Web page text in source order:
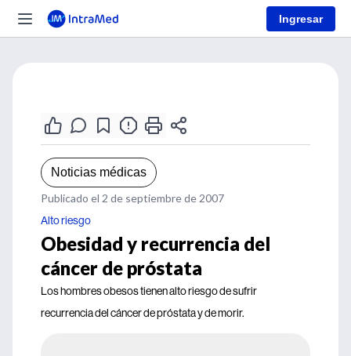
Ingresar
Noticias médicas
Publicado el 2 de septiembre de 2007
Alto riesgo
Obesidad y recurrencia del
cáncer de próstata
Los hombres obesos tienen alto riesgo de sufrir
recurrencia del cáncer de próstata y de morir.